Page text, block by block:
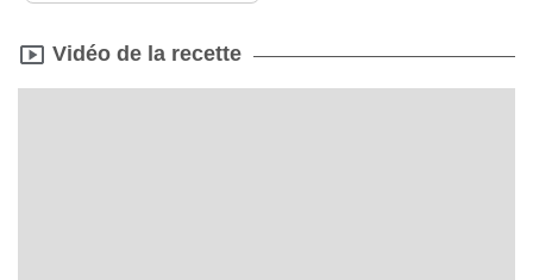
Vidéo de la recette